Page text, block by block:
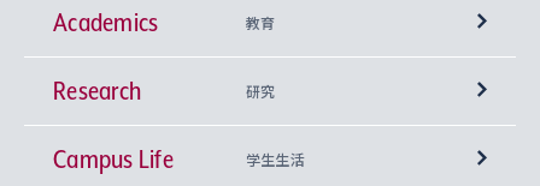
Academics 教育
学部
神学部
興味から学科を探す
Research 研究
研究所 等
Campus Life 学生生活